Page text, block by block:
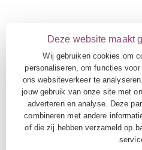
Deze website maakt
Wij gebruiken cookies om
personaliseren, om functies
ons websiteverkeer te
jouw gebruik van onze site met
adverteren en analyse. Deze
combineren met andere
of die zij hebben verzameld op
mobilisatie- en
Fysiotherapie bevat
oefeningen en training.
In de praktijk vullen beide